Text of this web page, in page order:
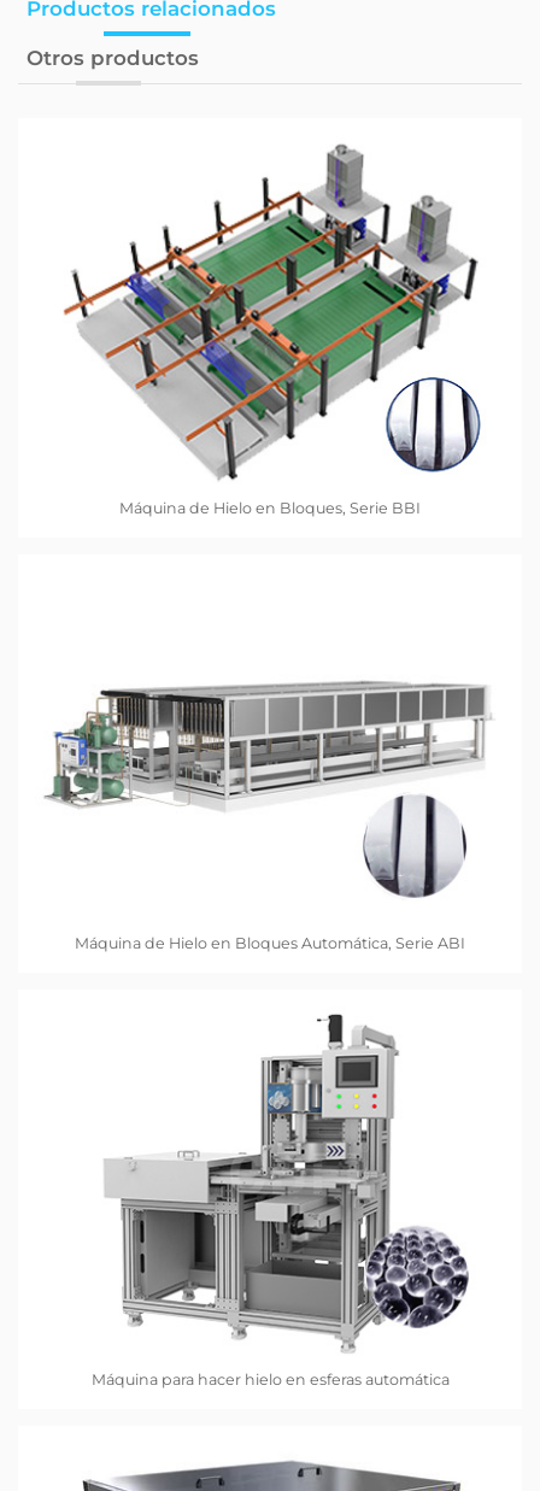
Productos relacionados
Otros productos
Máquina de Hielo en Bloques, Serie BBI
Máquina de Hielo en Bloques Automática, Serie ABI
Máquina para hacer hielo en esferas automática